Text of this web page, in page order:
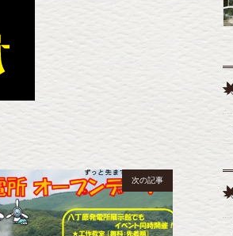
次の記事